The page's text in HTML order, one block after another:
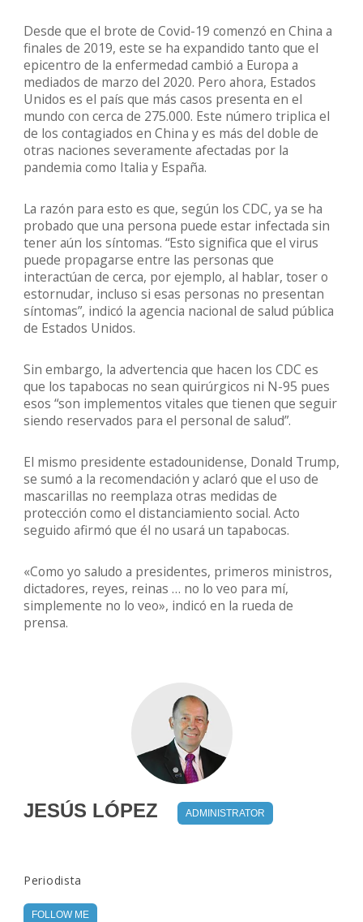
Desde que el brote de Covid-19 comenzó en China a
finales de 2019, este se ha expandido tanto que el
epicentro de la enfermedad cambió a Europa a
mediados de marzo del 2020. Pero ahora, Estados
Unidos es el país que más casos presenta en el
mundo con cerca de 275.000. Este número triplica el
de los contagiados en China y es más del doble de
otras naciones severamente afectadas por la
pandemia como Italia y España.
La razón para esto es que, según los CDC, ya se ha
probado que una persona puede estar infectada sin
tener aún los síntomas. “Esto significa que el virus
puede propagarse entre las personas que
interactúan de cerca, por ejemplo, al hablar, toser o
estornudar, incluso si esas personas no presentan
síntomas”, indicó la agencia nacional de salud pública
de Estados Unidos.
Sin embargo, la advertencia que hacen los CDC es
que los tapabocas no sean quirúrgicos ni N-95 pues
esos “son implementos vitales que tienen que seguir
siendo reservados para el personal de salud”.
El mismo presidente estadounidense, Donald Trump,
se sumó a la recomendación y aclaró que el uso de
mascarillas no reemplaza otras medidas de
protección como el distanciamiento social. Acto
seguido afirmó que él no usará un tapabocas.
«Como yo saludo a presidentes, primeros ministros,
dictadores, reyes, reinas … no lo veo para mí,
simplemente no lo veo», indicó en la rueda de
prensa.
JESÚS LÓPEZ ADMINISTRATOR
Periodista
FOLLOW ME